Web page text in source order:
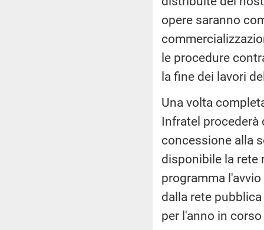
opere saranno
le procedure
la fine dei lavori
Una volta
Infratel procederà
concessione alla
disponibile la rete
programma
dalla rete
per l'anno in